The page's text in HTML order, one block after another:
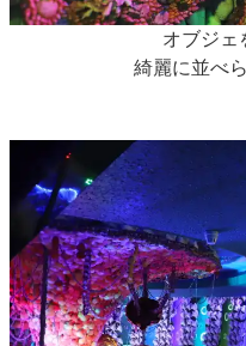
オブジェ
綺麗に並べ